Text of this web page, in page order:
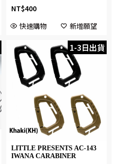
NT$400
快速購物
新增願望
1-3日出貨
LITTLE PRESENTS AC-143
IWANA CARABINER